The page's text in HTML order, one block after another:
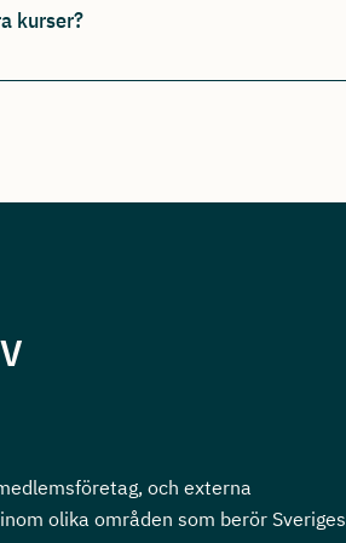
kurser?
och externa
olika områden som berör Sveriges